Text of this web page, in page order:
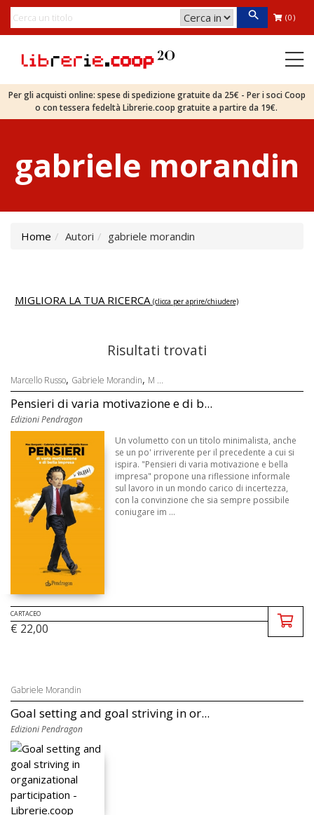
(0)
Per gli acquisti online: spese di spedizione gratuite da 25€ - Per i soci Coop
o con tessera fedeltà Librerie.coop gratuite a partire da 19€.
gabriele morandin
Home Autori gabriele morandin
MIGLIORA LA TUA RICERCA (clicca per aprire/chiudere)
Risultati trovati
Marcello Russo, Gabriele Morandin, M ...
Pensieri di varia motivazione e di b...
Edizioni Pendragon
Un volumetto con un titolo minimalista, anche
se un po' irriverente per il precedente a cui si
ispira. "Pensieri di varia motivazione e bella
impresa" propone una riflessione informale
sul lavoro in un mondo carico di incertezza,
con la convinzione che sia sempre possibile
coniugare im ...
CARTACEO
€ 22,00
Gabriele Morandin
Goal setting and goal striving in or...
Edizioni Pendragon